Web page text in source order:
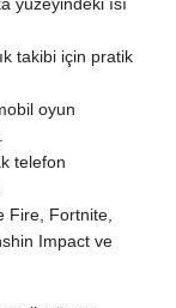
takibi için pratik
oyun
telefon
Fire, Fortnite,
Impact ve